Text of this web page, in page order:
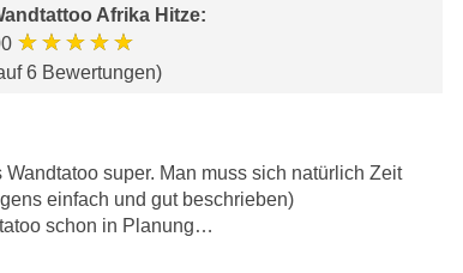
Afrika Hitze:
★★★★★
6 Bewertungen)
super. Man muss sich natürlich Zeit
einfach und gut beschrieben)
schon in Planung…